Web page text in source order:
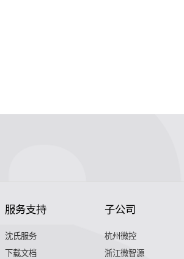
服务支持
沈氏服务
下载文档
子公司
杭州微控
浙江微智源